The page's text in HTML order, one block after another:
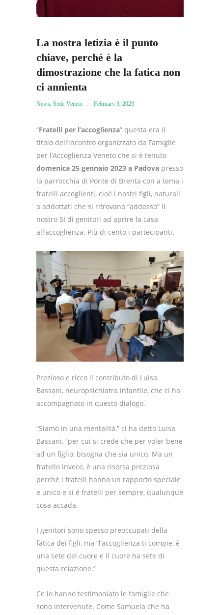
La nostra letizia è il punto
chiave, perché è la
dimostrazione che la fatica non
ci annienta
News Sedi Veneto February 3, 2023
“Fratelli per l’accoglienza” questa era il
titolo dell’incontro organizzato da Famiglie
per l’Accoglienza Veneto che si è tenuto
domenica 25 gennaio 2023 a Padova presso
la parrocchia di Ponte di Brenta con a tema i
fratelli accoglienti, cioè i nostri figli, naturali
o addottati che si ritrovano “addosso” il
nostro SI di genitori ad aprire la casa
all’accoglienza. Più di cento i partecipanti.
Prezioso e ricco il contributo di Luisa
Bassani, neuropsichiatra infantile, che ci ha
accompagnato in questo dialogo.
“Siamo in una mentalità,” ci ha detto Luisa
Bassani, “per cui si crede che per voler bene
ad un figlio, bisogna che sia unico. Ma un
fratello invece, è una risorsa preziosa
perché i fratelli hanno un rapporto speciale
e unico e si è fratelli per sempre, qualunque
cosa accada.
I genitori sono spesso preoccupati della
fatica dei figli, ma “l’accoglienza ti compie, è
una sete del cuore e il cuore ha sete di
questa relazione.”
Ce lo hanno testimoniato le famiglie che
sono intervenute. Come Samuela che ha